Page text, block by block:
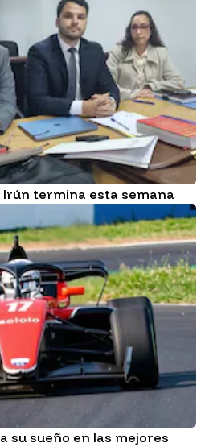
Irún termina esta semana
su sueño en las mejores